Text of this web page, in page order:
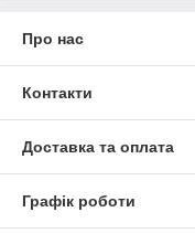
Про нас
Контакти
Доставка та оплата
Графік роботи